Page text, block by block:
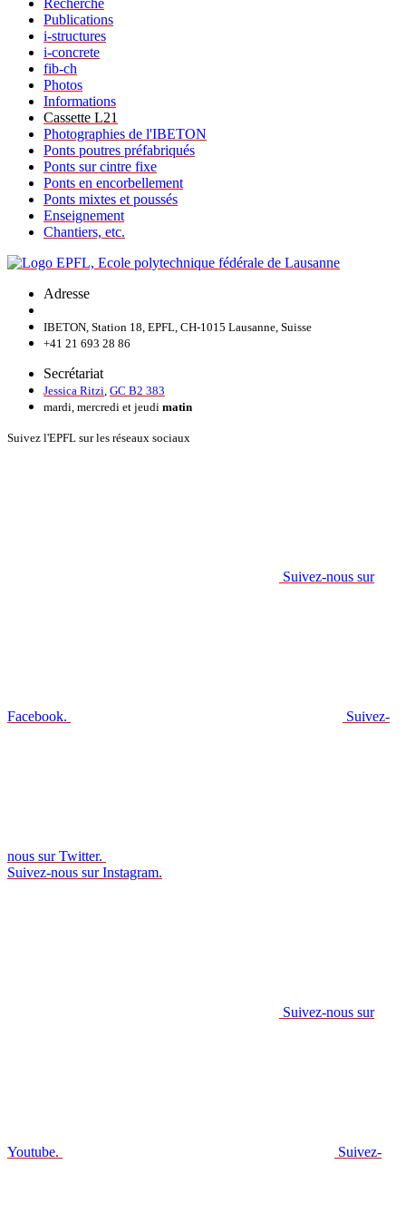
Recherche
Publications
i-structures
i-concrete
fib-ch
Photos
Informations
Cassette L21
Photographies de l'IBETON
Ponts poutres préfabriqués
Ponts sur cintre fixe
Ponts en encorbellement
Ponts mixtes et poussés
Enseignement
Chantiers, etc.
Adresse
IBETON, Station 18, EPFL, CH-1015 Lausanne, Suisse
+41 21 693 28 86
Secrétariat
Jessica Ritzi, GC B2 383
mardi, mercredi et jeudi matin
Suivez l'EPFL sur les réseaux sociaux
Suivez-nous sur
Facebook. Suivez-
nous sur Twitter.
Suivez-nous sur Instagram.
Suivez-nous sur
Youtube. Suivez-